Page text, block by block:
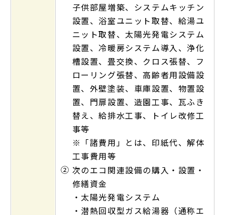
子供部屋増築、システムキッチン
設置、浴室ユニット取替、給湯ユ
ニット取替、太陽光発電システム
設置、冷暖房システム導入、浄化
槽設置、畳交換、クロス張替、フ
ローリング張替、高齢者用設備設
置、外壁塗装、車庫設置、物置設
置、門扉設置、造園工事、瓦ふき
替え、給排水工事、トイレ改修工
事等
※「諸費用」とは、印紙代、解体
工事費用等
② 次のエコ関連設備の購入・設置・
修繕資金
・太陽光発電システム
・潜熱回収型ガス給湯器（通称エ